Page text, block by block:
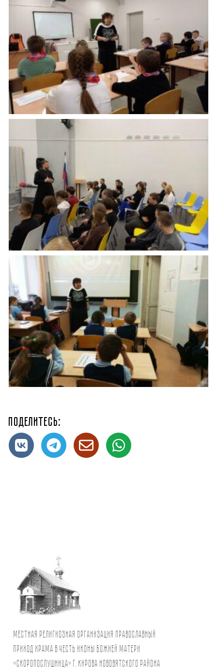
Поделитесь:
Местная религиозная организация православный
Приход храма в честь иконы Божией Матери
«Скоропослушница» г. Кирова Нововятского района